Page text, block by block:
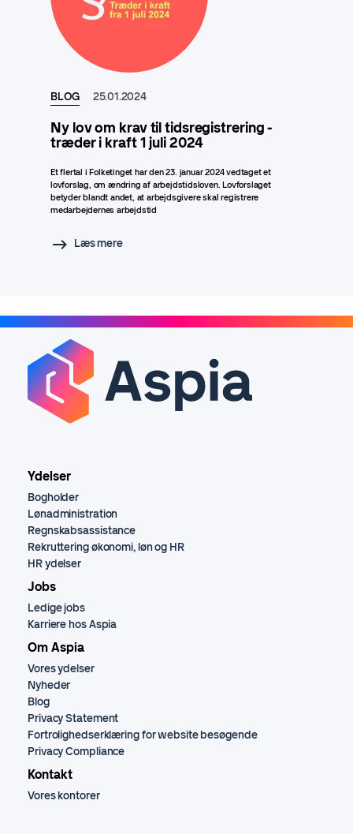
BLOG 25.01.2024
Ny lov om krav til tidsregistrering -
træder i kraft 1 juli 2024
Et flertal i Folketinget har den 23. januar 2024 vedtaget et
lovforslag, om ændring af arbejdstidsloven. Lovforslaget
betyder blandt andet, at arbejdsgivere skal registrere
medarbejdernes arbejdstid
Læs mere
Ydelser
Bogholder
Lønadministration
Regnskabsassistance
Rekruttering økonomi, løn og HR
HR ydelser
Jobs
Ledige jobs
Karriere hos Aspia
Om Aspia
Vores ydelser
Nyheder
Blog
Privacy Statement
Fortrolighedserklæring for website besøgende
Privacy Compliance
Kontakt
Vores kontorer